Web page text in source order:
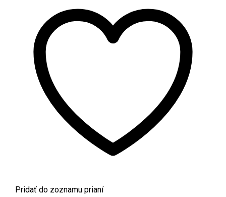
Pridať do zoznamu prianí